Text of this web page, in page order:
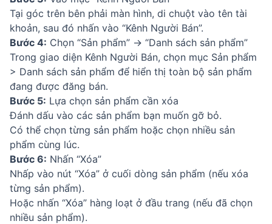
Tại góc trên bên phải màn hình, di chuột vào tên tài
khoản, sau đó nhấn vào “Kênh Người Bán”.
Bước 4: Chọn “Sản phẩm” → “Danh sách sản phẩm”
Trong giao diện Kênh Người Bán, chọn mục Sản phẩm
> Danh sách sản phẩm để hiển thị toàn bộ sản phẩm
đang được đăng bán.
Bước 5: Lựa chọn sản phẩm cần xóa
Đánh dấu vào các sản phẩm bạn muốn gỡ bỏ.
Có thể chọn từng sản phẩm hoặc chọn nhiều sản
phẩm cùng lúc.
Bước 6: Nhấn “Xóa”
Nhấp vào nút “Xóa” ở cuối dòng sản phẩm (nếu xóa
từng sản phẩm).
Hoặc nhấn “Xóa” hàng loạt ở đầu trang (nếu đã chọn
nhiều sản phẩm).